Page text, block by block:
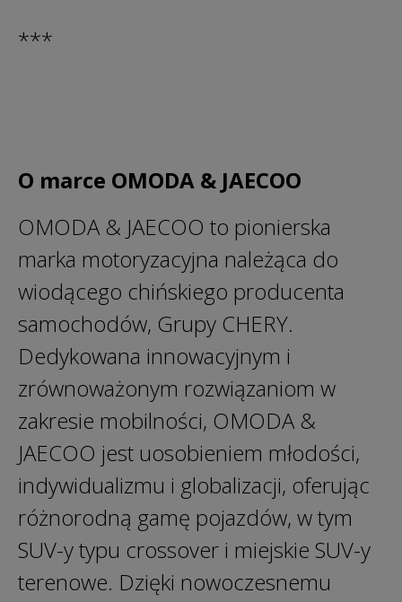
***
O marce OMODA & JAECOO
OMODA & JAECOO to pionierska
marka motoryzacyjna należąca do
wiodącego chińskiego producenta
samochodów, Grupy CHERY.
Dedykowana innowacyjnym i
zrównoważonym rozwiązaniom w
zakresie mobilności, OMODA &
JAECOO jest uosobieniem młodości,
indywidualizmu i globalizacji, oferując
różnorodną gamę pojazdów, w tym
SUV-y typu crossover i miejskie SUV-y
terenowe. Dzięki nowoczesnemu